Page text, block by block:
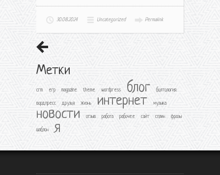
30.08.2024 Uncategorized Permalink
Метки
crm erp magazine theme wordpress блог болтология
вордпресс друзья жизнь интернет музыка
новости отзыв работа рабочее сайт сплин фразы
шаблон я